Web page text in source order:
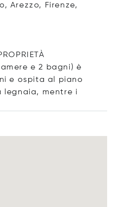
Arezzo, Firenze,
e 2 bagni) è
e ospita al piano
legnaia, mentre i